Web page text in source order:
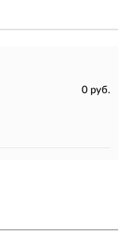
0 руб.